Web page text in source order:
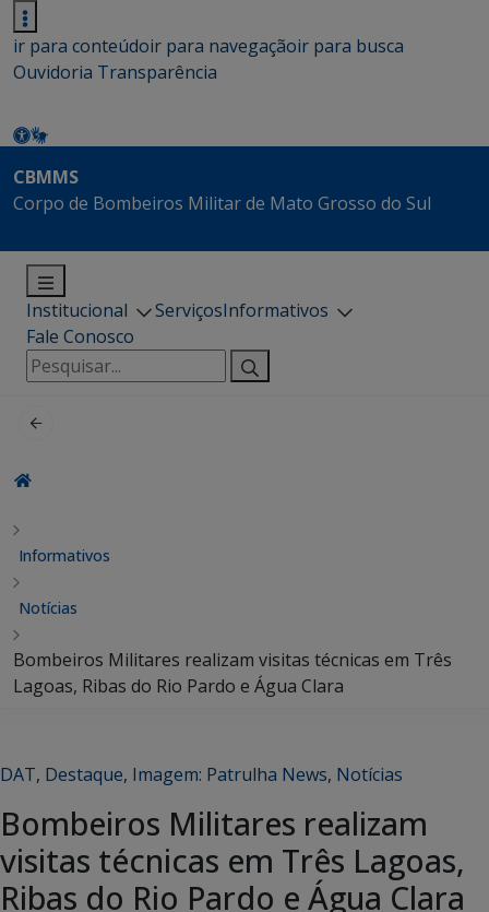
ir para conteúdoir para navegaçãoir para busca
Ouvidoria Transparência
CBMMS
Corpo de Bombeiros Militar de Mato Grosso do Sul
Institucional ServiçosInformativos
Fale Conosco
Pesquisar
por:
Informativos
Notícias
Bombeiros Militares realizam visitas técnicas em Três
Lagoas, Ribas do Rio Pardo e Água Clara
DAT, Destaque, Imagem: Patrulha News, Notícias
Bombeiros Militares realizam
visitas técnicas em Três Lagoas,
Ribas do Rio Pardo e Água Clara